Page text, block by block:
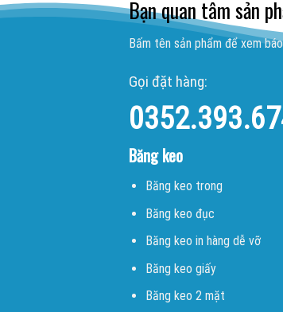
Bạn quan tâm sản
Bấm tên sản phẩm để xem
Gọi đặt hàng:
Băng keo
Băng keo trong
Băng keo đục
Băng keo in hàng dễ vỡ
Băng keo giấy
Băng keo 2 mặt